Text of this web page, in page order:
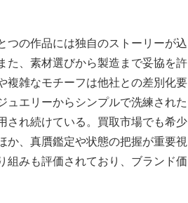
つの作品には独自のストーリーが込
た、素材選びから製造まで妥協を許
複雑なモチーフは他社との差別化要
ュエリーからシンプルで洗練された
され続けている。買取市場でも希少
か、真贋鑑定や状態の把握が重要視
組みも評価されており、ブランド価